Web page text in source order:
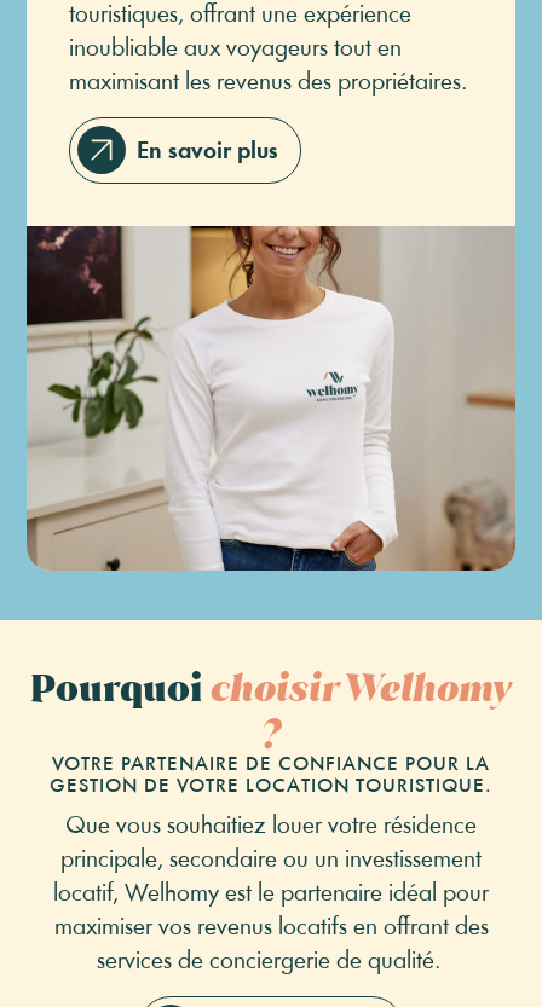
touristiques, offrant une expérience
inoubliable aux voyageurs tout en
maximisant les revenus des propriétaires.
En savoir plus
Pourquoichoisir Welhomy
?
VOTRE PARTENAIRE DE CONFIANCE POUR LA
GESTION DE VOTRE LOCATION TOURISTIQUE.​
Que vous souhaitiez louer votre résidence
principale, secondaire ou un investissement
locatif, Welhomy est le partenaire idéal pour
maximiser vos revenus locatifs en offrant des
services de conciergerie de qualité.
Création